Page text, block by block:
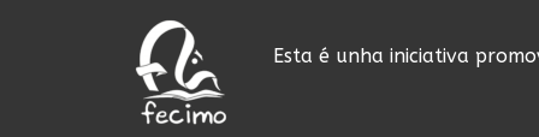
Esta é unha iniciativa